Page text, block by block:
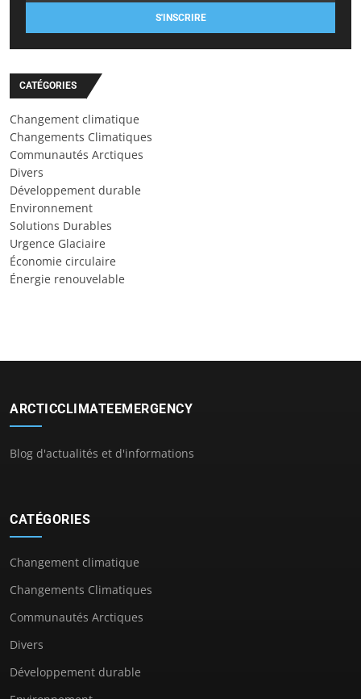
S'INSCRIRE
CATÉGORIES
Changement climatique
Changements Climatiques
Communautés Arctiques
Divers
Développement durable
Environnement
Solutions Durables
Urgence Glaciaire
Économie circulaire
Énergie renouvelable
ARCTICCLIMATEEMERGENCY
Blog d'actualités et d'informations
CATÉGORIES
Changement climatique
Changements Climatiques
Communautés Arctiques
Divers
Développement durable